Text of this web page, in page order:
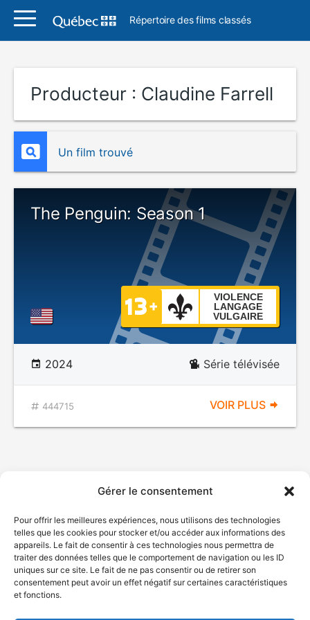
Gérer le consentement
Pour offrir les meilleures expériences, nous utilisons des technologies
telles que les cookies pour stocker et/ou accéder aux informations des
appareils. Le fait de consentir à ces technologies nous permettra de
traiter des données telles que le comportement de navigation ou les ID
uniques sur ce site. Le fait de ne pas consentir ou de retirer son
consentement peut avoir un effet négatif sur certaines caractéristiques
et fonctions.
Répertoire des films classés
Producteur : Claudine Farrell
Un film trouvé
The Penguin: Season 1
VIOLENCE
LANGAGE
VULGAIRE
2024 Série télévisée
444715 VOIR PLUS